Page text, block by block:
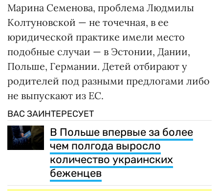
Марина Семенова, проблема Людмилы
Колтуновской — не точечная, в ее
юридической практике имели место
подобные случаи — в Эстонии, Дании,
Польше, Германии. Детей отбирают у
родителей под разными предлогами либо
не выпускают из ЕС.
ВАС ЗАИНТЕРЕСУЕТ
В Польше впервые за более
чем полгода выросло
количество украинских
беженцев